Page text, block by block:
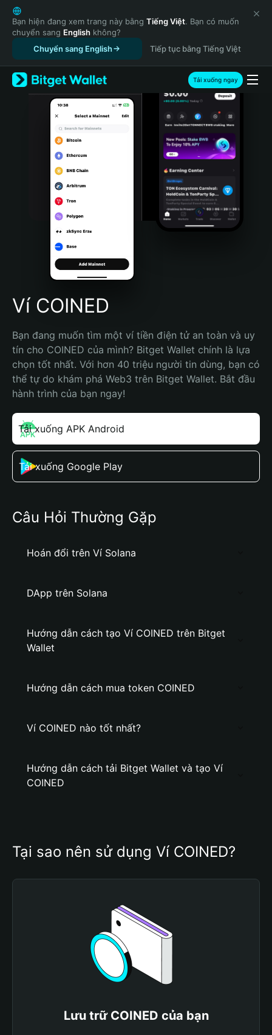
English
日本語
Tiếng Việt
Русский
Español (Latinoamérica)
Türkçe
Italiano
Português (Portugal)
Bahasa Indonesia
Português (Brasil)
Español (Argentina)
Bạn hiện đang xem trang này bằng Tiếng Việt. Bạn có muốn
chuyển sang English không?
Chuyển sang English
Tiếp tục bằng Tiếng Việt
Tải xuống ngay
Ví COINED
Bạn đang muốn tìm một ví tiền điện tử an toàn và uy
tín cho COINED của mình? Bitget Wallet chính là lựa
chọn tốt nhất. Với hơn 40 triệu người tin dùng, bạn có
thể tự do khám phá Web3 trên Bitget Wallet. Bắt đầu
hành trình của bạn ngay!
Tải xuống APK Android
Tải xuống Google Play
Câu Hỏi Thường Gặp
Hoán đổi trên Ví Solana
DApp trên Solana
Hướng dẫn cách tạo Ví COINED trên Bitget
Wallet
Hướng dẫn cách mua token COINED
Ví COINED nào tốt nhất?
Hướng dẫn cách tải Bitget Wallet và tạo Ví
COINED
Tại sao nên sử dụng Ví COINED?
Lưu trữ COINED của bạn